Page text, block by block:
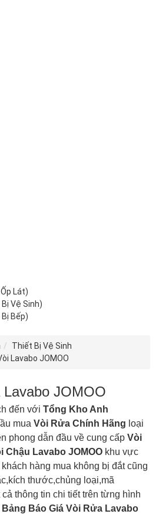
Lát)
Vệ Sinh)
Bếp)
Thiết Bị Vệ Sinh
Lavabo JOMOO
JOMOO
đến với Tổng Kho Anh
mua Vòi Rửa Chính Hãng loại
phong dẫn đầu về cung cấp Vòi
Chậu Lavabo JOMOO khu vực
hàng mua không bị đắt cũng
thước,chủng loại,mã
thông tin chi tiết trên từng hình
Bảng Báo Giá Vòi Rửa Lavabo